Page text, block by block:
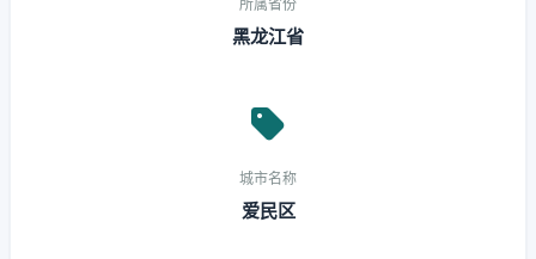
所属省份
黑龙江省
城市名称
爱民区